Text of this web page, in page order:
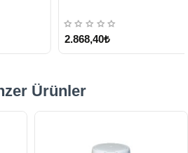
2.868,40₺
Ürünler